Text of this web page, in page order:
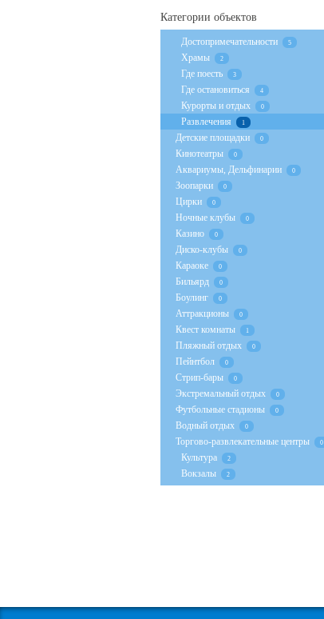
Категории объектов
Достопримечательности 5
Храмы 2
Где поесть 3
Где остановиться 4
Курорты и отдых 0
Развлечения 1
Детские площадки 0
Кинотеатры 0
Аквариумы, Дельфинарии 0
Зоопарки 0
Цирки 0
Ночные клубы 0
Казино 0
Диско-клубы 0
Караоке 0
Бильярд 0
Боулинг 0
Аттракционы 0
Квест комнаты 1
Пляжный отдых 0
Пейнтбол 0
Стрип-бары 0
Экстремальный отдых 0
Футбольные стадионы 0
Водный отдых 0
Торгово-развлекательные центры 0
Культура 2
Вокзалы 2